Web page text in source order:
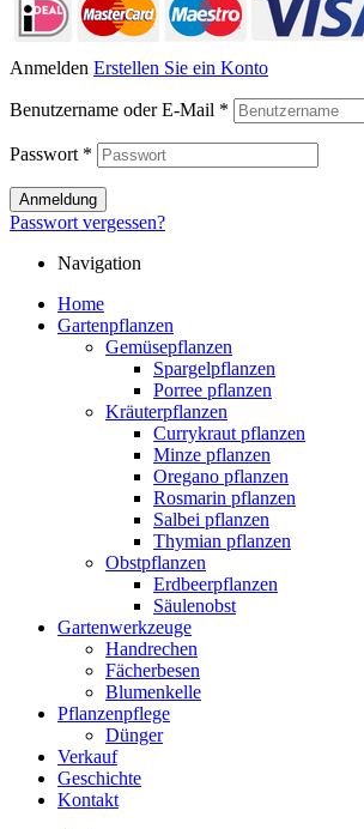
Anmelden Erstellen Sie ein Konto
Benutzername oder E-Mail *
Passwort *
Anmeldung
Passwort vergessen?
Navigation
Home
Gartenpflanzen
Gemüsepflanzen
Spargelpflanzen
Porree pflanzen
Kräuterpflanzen
Currykraut pflanzen
Minze pflanzen
Oregano pflanzen
Rosmarin pflanzen
Salbei pflanzen
Thymian pflanzen
Obstpflanzen
Erdbeerpflanzen
Säulenobst
Gartenwerkzeuge
Handrechen
Fächerbesen
Blumenkelle
Pflanzenpflege
Dünger
Verkauf
Geschichte
Kontakt